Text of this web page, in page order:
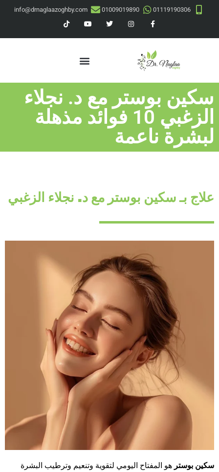
01119190306
01009019890
info@drnaglaazoghby.com
سكين بوستر مع د. نجلاء
الزغبي 10 فوائد مذهلة
لبشرة ناعمة
علاج بـ سكين بوستر مع د. نجلاء الزغبي
سكين بوستر هو المفتاح اليومي لتقوية وتنعيم وترطيب البشرة